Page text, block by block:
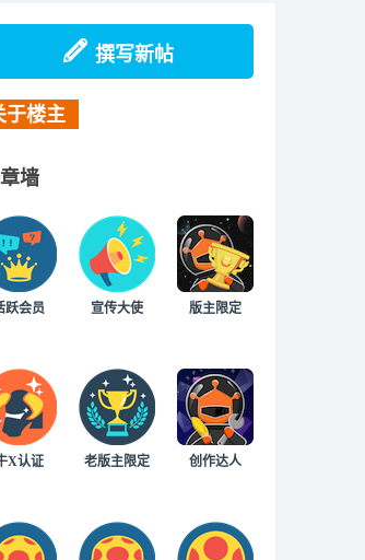
撰写新帖
于楼主
墙
跃会员 宣传大使 版主限定
X认证 老版主限定 创作达人